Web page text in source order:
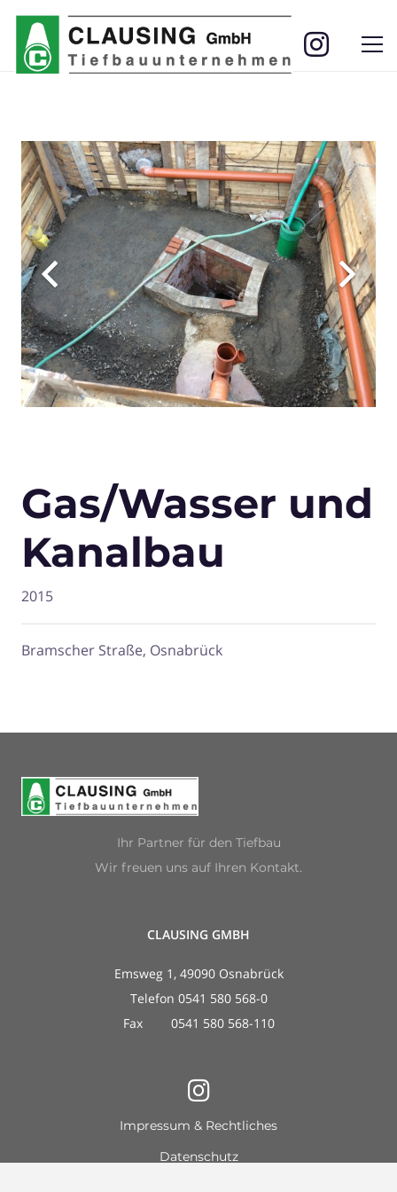
Gas/Wasser und
Kanalbau
2015
Bramscher Straße, Osnabrück
Ihr Partner für den Tiefbau
Wir freuen uns auf Ihren Kontakt.
CLAUSING GMBH
Emsweg 1, 49090 Osnabrück
Telefon 0541 580 568-0
Fax 0541 580 568-110
Impressum & Rechtliches
Datenschutz